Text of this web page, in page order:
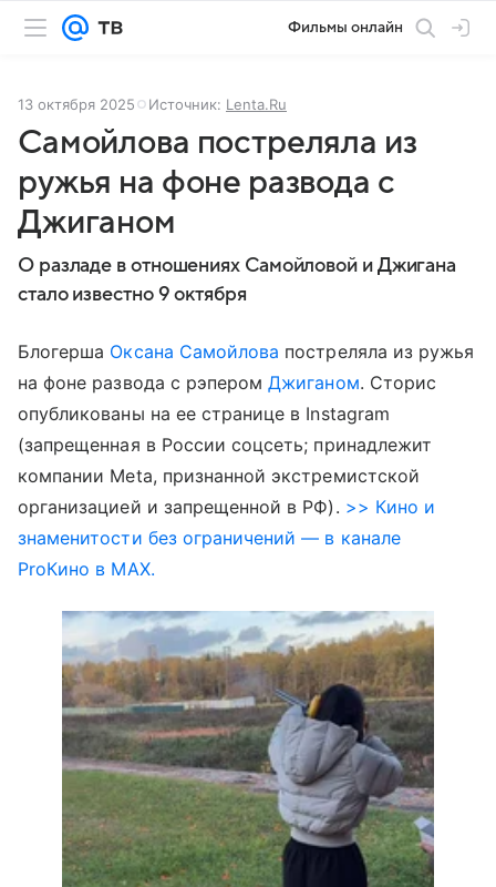
Фильмы онлайн
13 октября 2025 Источник: Lenta.Ru
Самойлова постреляла из
ружья на фоне развода с
Джиганом
О разладе в отношениях Самойловой и Джигана
стало известно 9 октября
Блогерша Оксана Самойлова постреляла из ружья
на фоне развода с рэперомДжиганом. Сторис
опубликованы на ее странице в Instagram
(запрещенная в России соцсеть; принадлежит
компании Meta, признанной экстремистской
организацией и запрещенной в РФ). >> Кино и
знаменитости без ограничений — в канале
ProКино в MAX.